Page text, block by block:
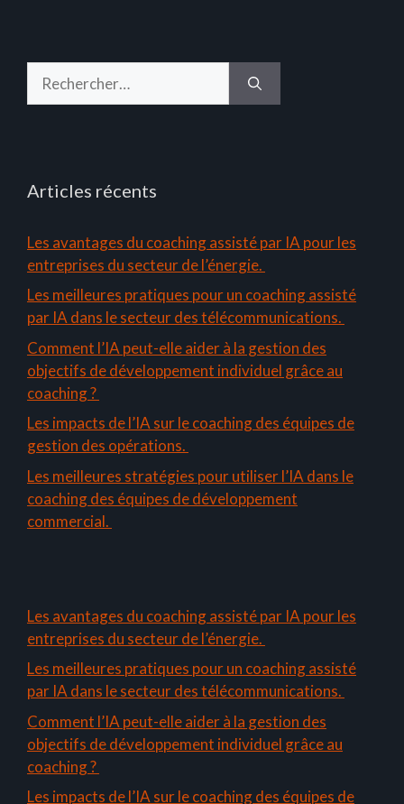
Articles récents
Les avantages du coaching assisté par IA pour les
entreprises du secteur de l’énergie.
Les meilleures pratiques pour un coaching assisté
par IA dans le secteur des télécommunications.
Comment l’IA peut-elle aider à la gestion des
objectifs de développement individuel grâce au
coaching ?
Les impacts de l’IA sur le coaching des équipes de
gestion des opérations.
Les meilleures stratégies pour utiliser l’IA dans le
coaching des équipes de développement
commercial.
Les avantages du coaching assisté par IA pour les
entreprises du secteur de l’énergie.
Les meilleures pratiques pour un coaching assisté
par IA dans le secteur des télécommunications.
Comment l’IA peut-elle aider à la gestion des
objectifs de développement individuel grâce au
coaching ?
Les impacts de l’IA sur le coaching des équipes de